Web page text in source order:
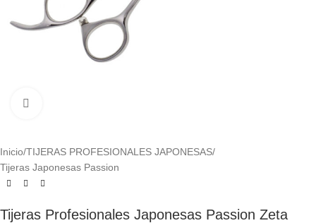
Inicio/TIJERAS PROFESIONALES JAPONESAS/
Tijeras Japonesas Passion
Tijeras Profesionales Japonesas Passion Zeta